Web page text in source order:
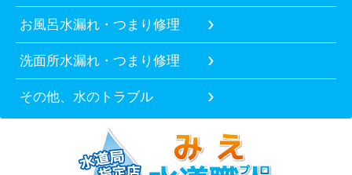
お風呂水漏れ・つまり修理
洗面所水漏れ・つまり修理
その他、水のトラブル